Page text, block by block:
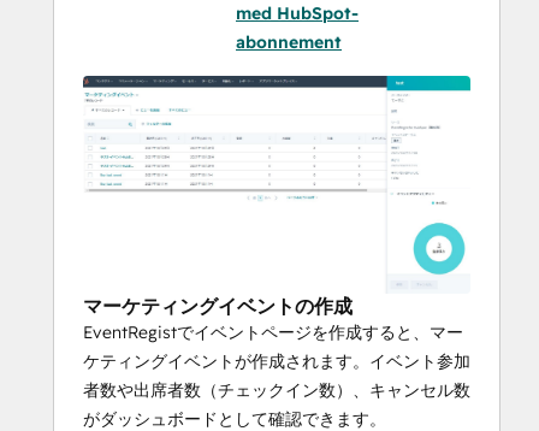
med HubSpot-
abonnement
マーケティングイベントの作成
EventRegistでイベントページを作成すると、マー
ケティングイベントが作成されます。イベント参加
者数や出席者数（チェックイン数）、キャンセル数
がダッシュボードとして確認できます。